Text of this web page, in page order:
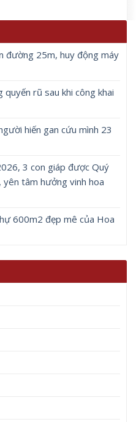
đường 25m, huy động máy
quyến rũ sau khi công khai
hiến gan cứu mình 23
3 con giáp được Quý
tâm hưởng vinh hoa
600m2 đẹp mê của Hoa